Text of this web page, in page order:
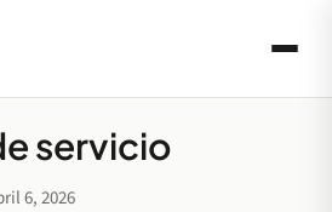
servicio
6, 2026